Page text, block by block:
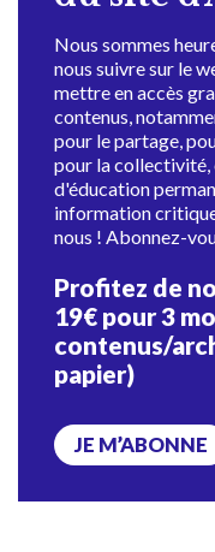
Nous sommes
nous suivre sur le
mettre en accès
contenus,
pour le partage,
pour la collectivité,
d'éducation
information
nous ! Abonnez-
Profitez de
19€ pour 3
contenus/
papier)
JE M’ABONNE